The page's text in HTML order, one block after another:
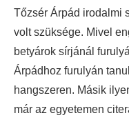
Tőzsér Árpád irodalmi
volt szüksége. Mivel
betyárok sírjánál
Árpádhoz furulyán
hangszeren. Másik
már az egyetemen